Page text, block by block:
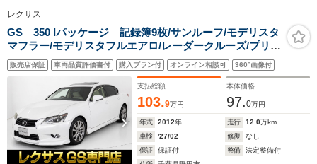
レクサス
GS 350 Iパッケージ 記録簿9枚/サンルーフ/モデリスタ
マフラー/モデリスタフルエアロ/レーダークルーズ/プリク
ラッシュ/クリアランスソナー/純正18インチAW/HUD/踏
み間違い防止/電動シート/冷暖房シート/3眼LEDヘッドラ
販売店保証 車両品質評価書付 購入プラン付 オンライン相談可 360°画像付
支払総額
103.9万円
本体価格
97.0万円
年式 2012年 走行 12.0万km
車検
'27/02 修復
なし
保証
保証付 整備
法定整備付